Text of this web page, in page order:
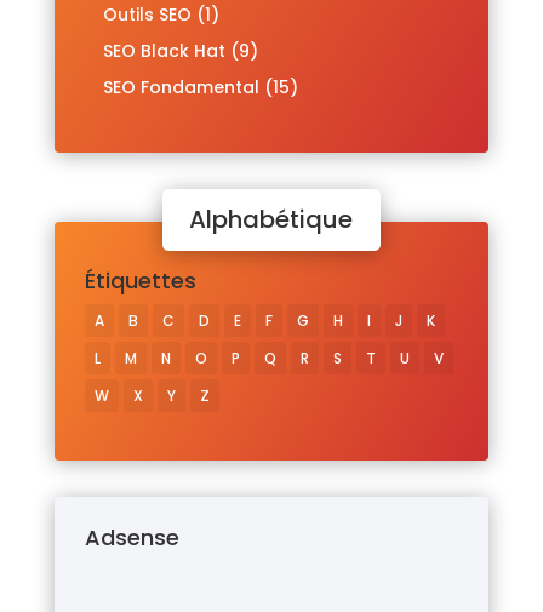
Outils SEO (1)
SEO Black Hat (9)
SEO Fondamental (15)
Alphabétique
Étiquettes
A B C D E F G H I J
K
L
M N O P Q R S T U
V
W
X Y Z
Adsense